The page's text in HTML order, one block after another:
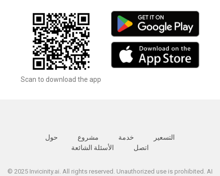
Scan to download the app
حول مشروع خدمة
التسعير
الأسئلة الشائعة
اتصل
© 2025 Invicinity.ai. All rights reserved. Unauthorized use is prohibited. AI